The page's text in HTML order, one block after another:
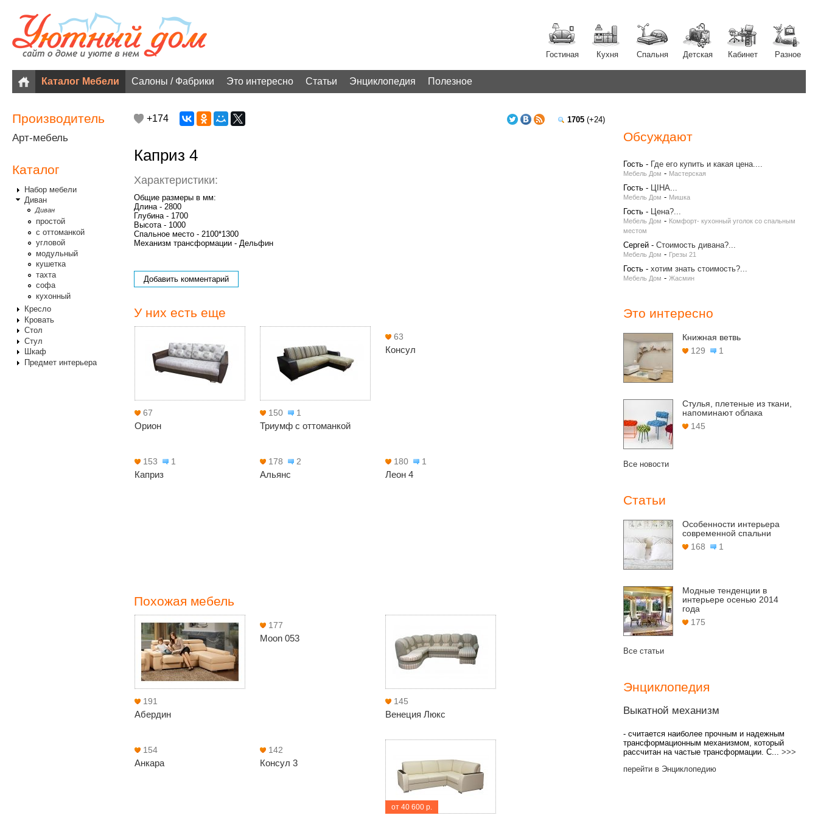
Гостиная Кухня Спальня Детская Кабинет Разное
Каталог Мебели Салоны / Фабрики Это интересно Статьи Энциклопедия Полезное
1705 (+24)
+174
Каприз 4
Характеристики:
Общие размеры в мм:
Длина - 2800
Глубина - 1700
Высота - 1000
Спальное место - 2100*1300
Механизм трансформации - Дельфин
Добавить комментарий
У них есть еще
67
Орион
150 1
Триумф с оттоманкой
63
Консул
153 1
Каприз
178 2
Альянс
180 1
Леон 4
Похожая мебель
191
Абердин
177
Moon 053
145
Венеция Люкс
154
Анкара
142
Консул 3
от 40 600 р.
Обсуждают
Гость - Где его купить и какая цена....
Мебель Дом - Мастерская
Гость - ЦІНА...
Мебель Дом - Мишка
Гость - Цена?...
Мебель Дом - Комфорт- кухонный уголок со спальным
местом
Сергей - Стоимость дивана?...
Мебель Дом - Грезы 21
Гость - хотим знать стоимость?...
Мебель Дом - Жасмин
Это интересно
Книжная ветвь
129
1
Стулья, плетеные из ткани,
напоминают облака
145
Все новости
Статьи
Особенности интерьера
современной спальни
168
1
Модные тенденции в
интерьере осенью 2014
года
175
Все статьи
Энциклопедия
Выкатной механизм
- считается наиболее прочным и надежным
трансформационным механизмом, который
рассчитан на частые трансформации. С...
>>>
перейти в Энциклопедию
Производитель
Арт-мебель
Каталог
Набор мебели
Диван
Диван
простой
с оттоманкой
угловой
модульный
кушетка
тахта
софа
кухонный
Кресло
Кровать
Стол
Стул
Шкаф
Предмет интерьера